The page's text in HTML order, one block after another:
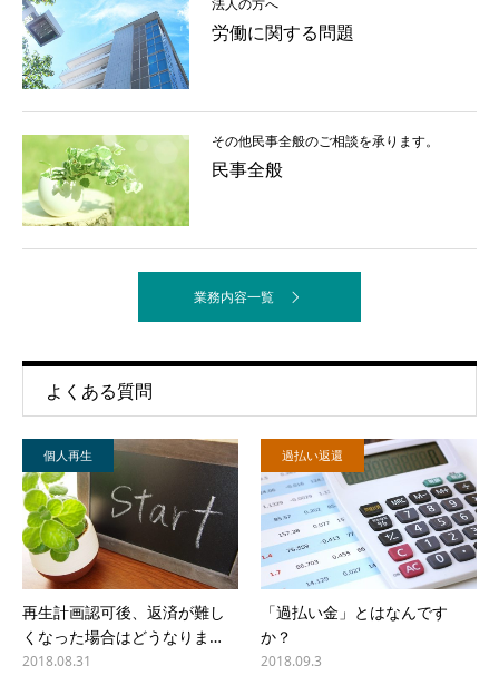
法人の方へ
労働に関する問題
その他民事全般のご相談を承ります。
民事全般
業務内容一覧
よくある質問
個人再生
再生計画認可後、返済が難し
くなった場合はどうなりま…
2018.08.31
過払い返還
「過払い金」とはなんです
か？
2018.09.3